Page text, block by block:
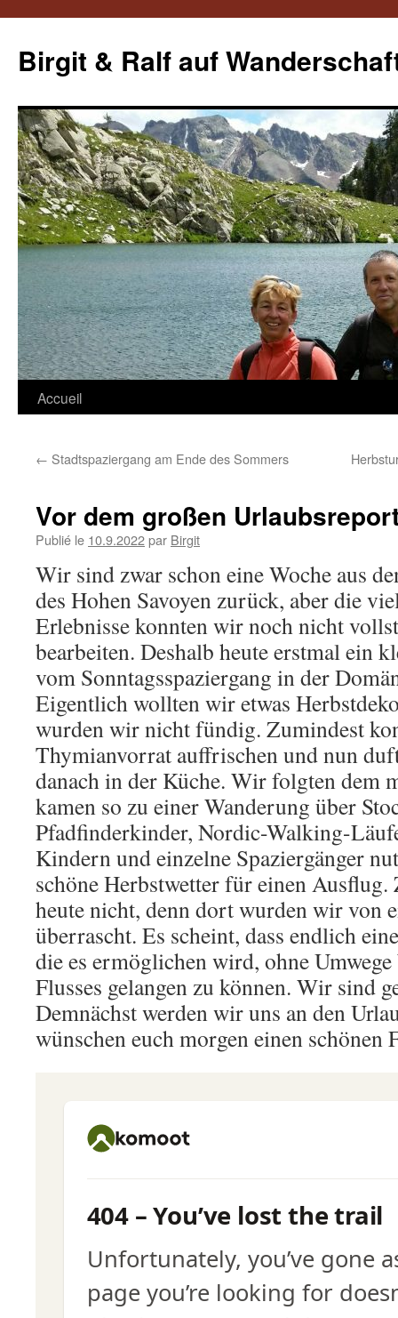
contenu
Birgit & Ralf auf
Accueil
← Stadtspaziergang am Ende des Sommers
Vor dem großen
Publié le 10.9.2022par Birgit
Wir sind zwar schon eine Woche aus
des Hohen Savoyen zurück, aber die
Erlebnisse konnten wir noch nicht
bearbeiten. Deshalb heute erstmal ein
vom Sonntagsspaziergang in der
Eigentlich wollten wir etwas
wurden wir nicht fündig. Zumindest
Thymianvorrat auffrischen und nun
danach in der Küche. Wir folgten dem
kamen so zu einer Wanderung über
Pfadfinderkinder, Nordic-Walking-
Kindern und einzelne Spaziergänger
schöne Herbstwetter für einen
heute nicht, denn dort wurden wir von
überrascht. Es scheint, dass endlich
die es ermöglichen wird, ohne
Flusses gelangen zu können. Wir sind
Demnächst werden wir uns an den
wünschen euch morgen einen schönen